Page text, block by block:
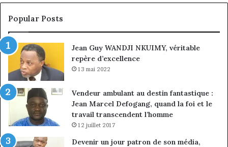
Emmanuel
président
Popular Posts
Jean Guy WANDJI NKUIMY, véritable
repère d’excellence
13 mai 2022
Vendeur ambulant au destin fantastique :
Jean Marcel Defogang, quand la foi et le
travail transcendent l’homme
12 juillet 2017
Devenir un jour patron de son média,